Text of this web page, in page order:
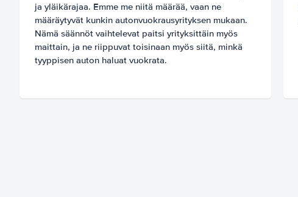
ja yläikärajaa. Emme me niitä määrää, vaan ne
määräytyvät kunkin autonvuokrausyrityksen mukaan.
Nämä säännöt vaihtelevat paitsi yrityksittäin myös
maittain, ja ne riippuvat toisinaan myös siitä, minkä
tyyppisen auton haluat vuokrata.